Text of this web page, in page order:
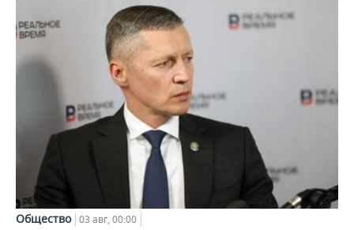
Общество 03 авг, 00:00